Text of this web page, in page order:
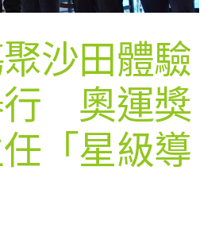
沙田體驗
行 奧運獎
「星級導